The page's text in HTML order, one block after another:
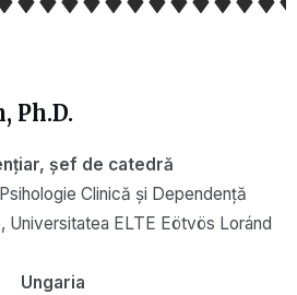
Ph.D.
șef de catedră
Clinică și Dependență
Universitatea ELTE Eötvös Loránd
Ungaria